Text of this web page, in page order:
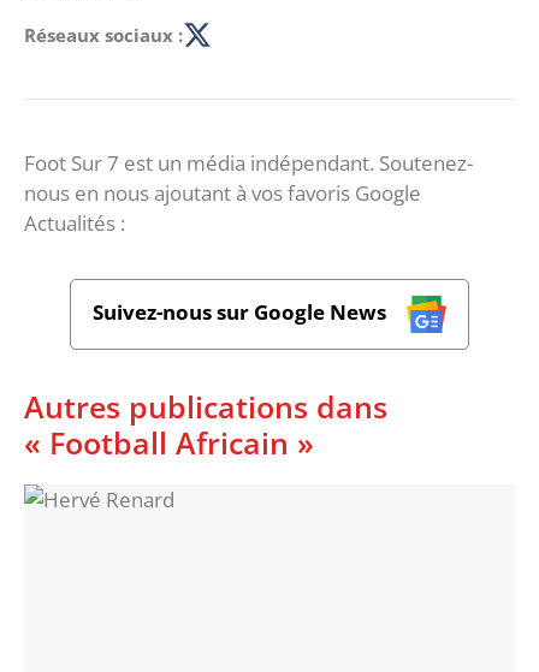
Réseaux sociaux :
Foot Sur 7 est un média indépendant. Soutenez-
nous en nous ajoutant à vos favoris Google
Actualités :
Suivez-nous sur Google News
Autres publications dans
« Football Africain »